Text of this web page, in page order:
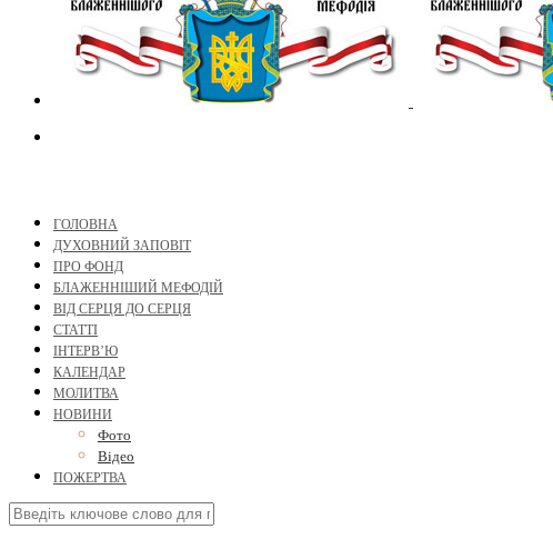
ГОЛОВНА
ДУХОВНИЙ ЗАПОВІТ
ПРО ФОНД
БЛАЖЕННІШИЙ МЕФОДІЙ
ВІД СЕРЦЯ ДО СЕРЦЯ
СТАТТІ
ІНТЕРВ’Ю
КАЛЕНДАР
МОЛИТВА
НОВИНИ
Фото
Відео
ПОЖЕРТВА